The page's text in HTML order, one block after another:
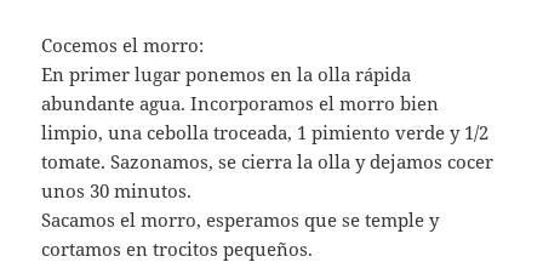
Cocemos el morro:
En primer lugar ponemos en la olla rápida
abundante agua. Incorporamos el morro bien
limpio, una cebolla troceada, 1 pimiento verde y 1/2
tomate. Sazonamos, se cierra la olla y dejamos cocer
unos 30 minutos.
Sacamos el morro, esperamos que se temple y
cortamos en trocitos pequeños.